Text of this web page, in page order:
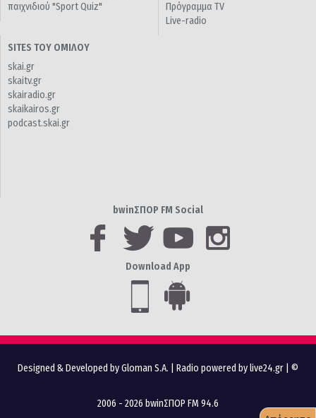
παιχνιδιού "Sport Quiz"
Πρόγραμμα TV
Live-radio
SITES ΤΟΥ ΟΜΙΛΟΥ
skai.gr
skaitv.gr
skairadio.gr
skaikairos.gr
podcast.skai.gr
bwinΣΠΟΡ FM Social
Download App
Designed & Developed by Gloman S.A. Radio powered by live24.gr | ©
2006 - 2026 bwinΣΠΟΡ FM 94.6